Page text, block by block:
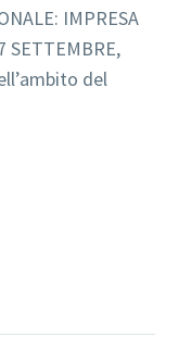
IMPRESA
SETTEMBRE,
del